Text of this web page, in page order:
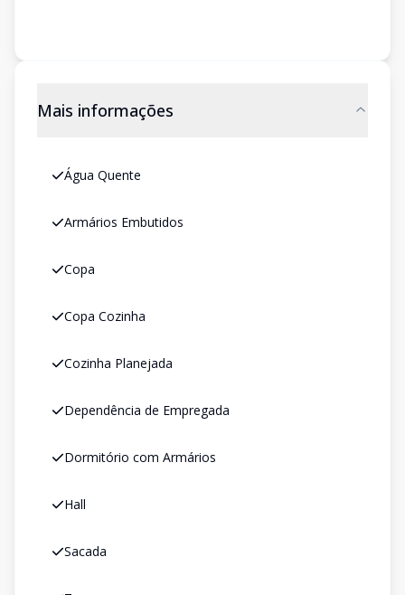
Mais informações
Água Quente
Armários Embutidos
Copa
Copa Cozinha
Cozinha Planejada
Dependência de Empregada
Dormitório com Armários
Hall
Sacada